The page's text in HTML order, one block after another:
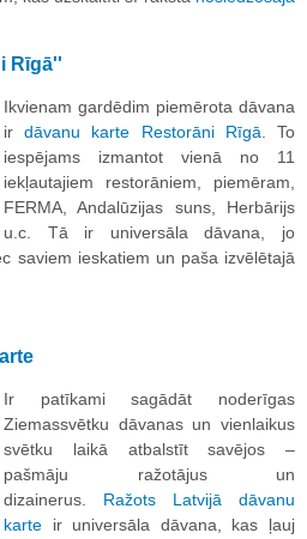
Rīgā''
Ikvienam gardēdim piemērota dāvana
irdāvanu karte Restorāni Rīgā . To
iespējams izmantot vienā no 11
iekļautajiem restorāniem, piemēram,
FERMA, Andalūzijas suns, Herbārijs
u.c. Tā ir universāla dāvana, jo
saviem ieskatiem un paša izvēlētajā
Ir patīkami sagādāt noderīgas
Ziemassvētku dāvanas un vienlaikus
svētku laikā atbalstīt savējos –
pašmāju ražotājus un
dizainerus. Ražots Latvijā dāvanu
karte ir universāla dāvana, kas ļauj